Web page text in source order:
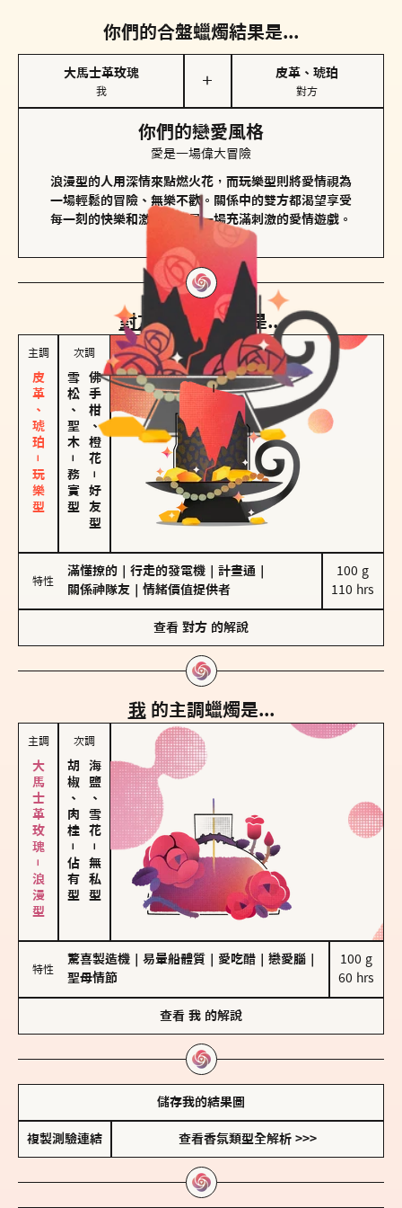
你們的合盤蠟燭結果是...
大馬士革玫瑰
我
＋
皮革、琥珀
對方
你們的戀愛風格
愛是一場偉大冒險
浪漫型的人用深情來點燃火花，而玩樂型則將愛情視為
一場輕鬆的冒險、無樂不歡。關係中的雙方都渴望享受
每一刻的快樂和激動，像是一場充滿刺激的愛情遊戲。
對方的主調蠟燭是...
主調
皮革、琥珀－玩樂型
次調
雪松、聖木
－
務實型
佛手柑、橙花
－
好友型
特性
滿懂撩的 行走的發電機 計畫通
關係神隊友
情緒價值提供者
100 g
110 hrs
查看 對方 的解說
我 的主調蠟燭是...
主調
大馬士革玫瑰－浪漫型
次調
胡椒、肉桂
－
佔有型
海鹽、雪花
－
無私型
特性
驚喜製造機 易暈船體質 愛吃醋 戀愛腦
聖母情節
100 g
60 hrs
查看 我 的解說
儲存我的結果圖
複製測驗連結 查看香氛類型全解析 >>>